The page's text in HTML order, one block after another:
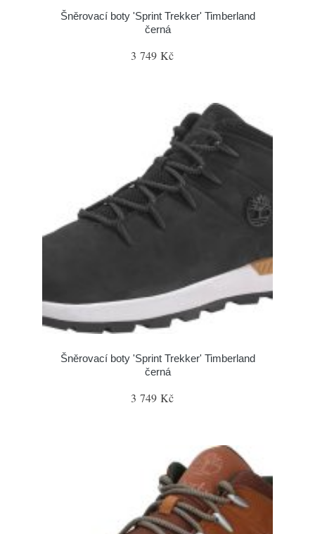
Šněrovací boty 'Sprint Trekker' Timberland
černá
3 749 Kč
Šněrovací boty 'Sprint Trekker' Timberland
černá
3 749 Kč